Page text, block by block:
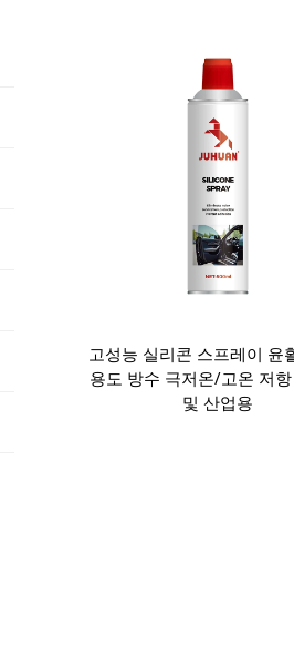
고성능 실리콘 스프레이 윤
용도 방수 극저온/고온 저
및 산업용